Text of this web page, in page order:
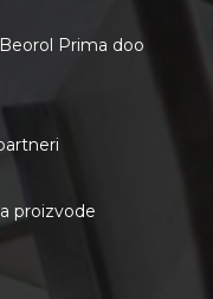
Prima doo
proizvode